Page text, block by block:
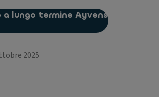
lungo termine Ayvens
2025